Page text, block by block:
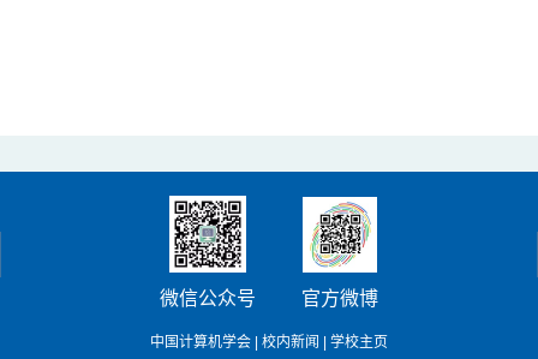
微信公众号 官方微博
中国计算机学会 校内新闻 学校主页